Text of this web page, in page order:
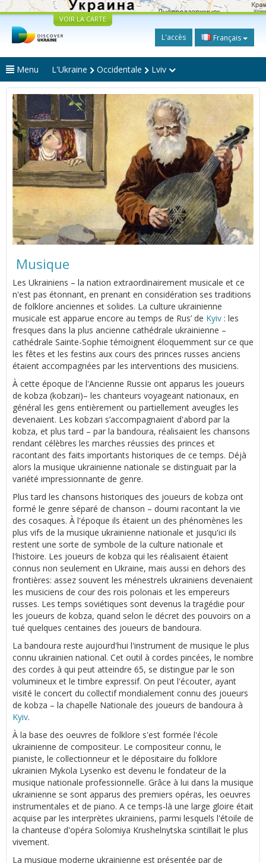
VOIR LA CARTE
L'accès Français
Menu L'Ukraine Occidentale Lviv
Musique
Les Ukrainiens – la nation extraordinairement musicale et ce
n'est pas étonnant, en prenant en considération ses traditions
de folklore anciennes et solides. La culture ukrainienne
musicale est apparue encore au temps de Rus’ de Kyiv : les
fresques dans la plus ancienne cathédrale ukrainienne –
cathédrale Sainte-Sophie témoignent éloquemment sur ce que
les fêtes et les festins aux cours des princes russes anciens
étaient accompagnées par les interventions des musiciens.
À cette époque de l'Ancienne Russie ont apparus les joueurs
de kobza (kobzari)– les chanteurs voyageant nationaux, en
général les gens entièrement ou partiellement aveugles les
devenaient. Les kobzari s’accompagnaient d'abord par la
kobza, et plus tard – par la bandoura, réalisaient les chansons
rendant célèbres les marches réussies des princes et
racontant des faits importants historiques de ce temps. Déjà
alors la musique ukrainienne nationale se distinguait par la
variété impressionnante de genre.
Plus tard les chansons historiques des joueurs de kobza ont
formé le genre séparé de chanson – doumi racontant la vie
des cosaques. À l'époque ils étaient un des phénomènes les
plus vifs de la musique ukrainienne nationale et jusqu'ici ils
restent une sorte de symbole de la culture nationale et
l'histoire. Les joueurs de kobza qui les réalisaient étaient
connus non seulement en Ukraine, mais aussi en dehors des
frontières: assez souvent les ménestrels ukrainiens devenaient
les musiciens de cour des rois polonais et les empereurs
russes. Les temps soviétiques sont devenus la tragédie pour
les joueurs de kobza, quand selon le décret des pouvoirs on a
tué quelques centaines des joueurs de bandoura.
La bandoura reste aujourd'hui l'instrument de musique le plus
connu ukrainien national. Cet outil à cordes pincées, le nombre
des cordes à qui peut atteindre 65, se distingue par le son
volumineux et le timbre expressif. On peut l'écouter, ayant
visité le concert du collectif mondialement connu des joueurs
de kobza – la chapelle Nationale des joueurs de bandoura à
Kyiv.
À la base des oeuvres de folklore s'est formée l'école
ukrainienne de compositeur. Le compositeur connu, le
pianiste, le collectionneur et le dépositaire du folklore
ukrainien Mykola Lysenko est devenu le fondateur de la
musique nationale professionnelle. Grâce à lui dans la musique
ukrainienne se sont apparus des premiers opéras, les oeuvres
instrumentales et de piano. A ce temps-là une large gloire était
acquise par les interprètes ukrainiens, parmi lesquels l'étoile de
la chanteuse d'opéra Solomiya Krushelnytska scintillait le plus
vivement.
La musique moderne ukrainienne est présentée par de